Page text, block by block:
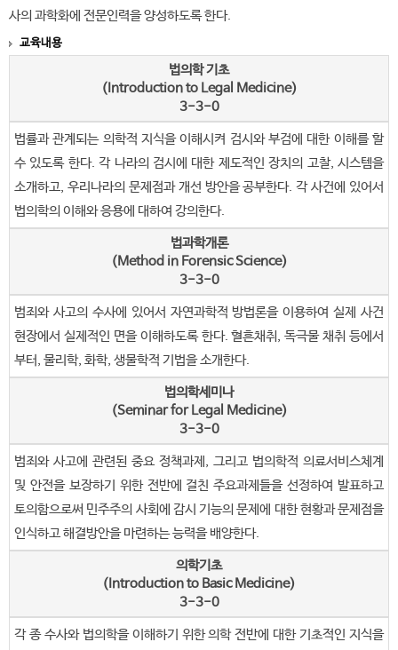
사의 과학화에 전문인력을 양성하도록 한다.
교육내용
법의학 기초
(Introduction to Legal Medicine)
3-3-0
법률과 관계되는 의학적 지식을 이해시켜 검시와 부검에 대한 이해를 할
수 있도록 한다. 각 나라의 검시에 대한 제도적인 장치의 고찰, 시스템을
소개하고, 우리나라의 문제점과 개선 방안을 공부한다. 각 사건에 있어서
법의학의 이해와 응용에 대하여 강의한다.
법과학개론
(Method in Forensic Science)
3-3-0
범죄와 사고의 수사에 있어서 자연과학적 방법론을 이용하여 실제 사건
현장에서 실제적인 면을 이해하도록 한다. 혈흔채취, 독극물 채취 등에서
부터, 물리학, 화학, 생물학적 기법을 소개한다.
법의학세미나
(Seminar for Legal Medicine)
3-3-0
범죄와 사고에 관련된 중요 정책과제, 그리고 법의학적 의료서비스체계
및 안전을 보장하기 위한 전반에 걸친 주요과제들을 선정하여 발표하고
토의함으로써 민주주의 사회에 감시 기능의 문제에 대한 현황과 문제점을
인식하고 해결방안을 마련하는 능력을 배양한다.
의학기초
(Introduction to Basic Medicine)
3-3-0
각 종 수사와 법의학을 이해하기 위한 의학 전반에 대한 기초적인 지식을